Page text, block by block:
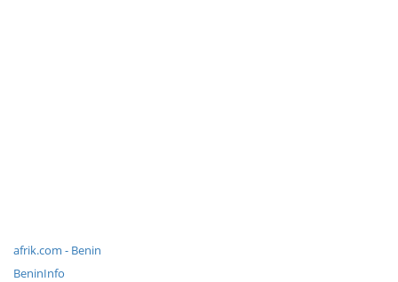
afrik.com - Benin
BeninInfo